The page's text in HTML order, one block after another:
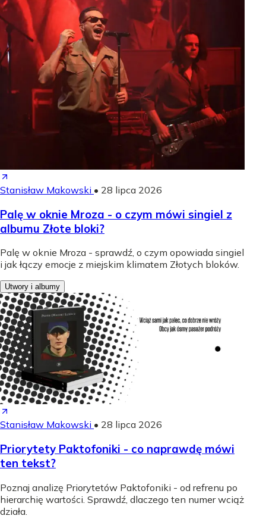
Stanisław Makowski • 28 lipca 2026
Palę w oknie Mroza - o czym mówi singiel z
albumu Złote bloki?
Palę w oknie Mroza - sprawdź, o czym opowiada singiel
i jak łączy emocje z miejskim klimatem Złotych bloków.
Utwory i albumy
Stanisław Makowski • 28 lipca 2026
Priorytety Paktofoniki - co naprawdę mówi
ten tekst?
Poznaj analizę Priorytetów Paktofoniki - od refrenu po
hierarchię wartości. Sprawdź, dlaczego ten numer wciąż
działa.